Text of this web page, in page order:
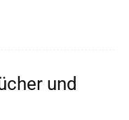
und